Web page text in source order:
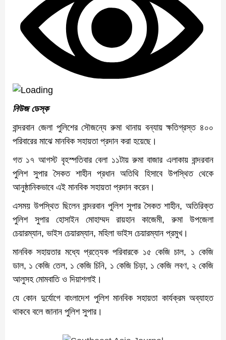
নিউজ ডেস্ক
বান্দরবান জেলা পুলিশের সৌজন্যে রুমা থানায় বন্যায় ক্ষতিগ্রস্ত ৪০০
পরিবারের মাঝে মানবিক সহায়তা প্রদান করা হয়েছে।
গত ১৭ আগস্ট বৃহস্পতিবার বেলা ১১টায় রুমা বাজার এলাকায় বান্দরবান
পুলিশ সুপার সৈকত শাহীন প্রধান অতিথি হিসাবে উপস্থিত থেকে
আনুষ্ঠানিকভাবে এই মানবিক সহায়তা প্রদান করেন।
এসময় উপস্থিত ছিলেন বান্দরবান পুলিশ সুপার সৈকত শাহীন, অতিরিক্ত
পুলিশ সুপার হোসাইন মোহাম্মদ রায়হান কাজেমী, রুমা উপজেলা
চেয়ারম্যান, ভাইস চেয়ারম্যান, মহিলা ভাইস চেয়ারম্যান প্রমুখ।
মানবিক সহায়তার মধ্যে প্রত্যেক পরিবারকে ১৫ কেজি চাল, ১ কেজি
ডাল, ১ কেজি তেল, ১ কেজি চিনি, ১ কেজি চিড়া, ১ কেজি লবণ, ২ কেজি
আলুসহ মোমবাতি ও দিয়াশলাই।
যে কোন দুর্যোগে বাংলাদেশ পুলিশ মানবিক সহায়তা কার্যক্রম অব্যাহত
থাকবে বলে জানান পুলিশ সুপার।